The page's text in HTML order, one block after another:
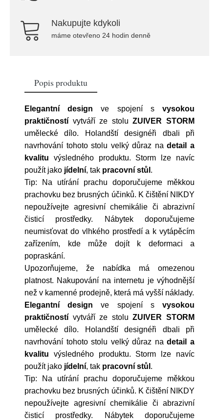
Nakupujte kdykoli
máme otevřeno 24 hodin denně
Popis produktu
Elegantní design ve spojení svysokou
praktičností vytváří ze stoluZUIVER STORM
umělecké dílo. Holandští designéři dbali při
navrhování tohoto stolu velký důraz na detail a
kvalitu výsledného produktu. Storm lze navíc
použít jako jídelní, tak pracovní stůl .
Tip: Na utírání prachu doporučujeme měkkou
prachovku bez brusných účinků. K čištění NIKDY
nepoužívejte agresivní chemikálie či abrazivní
čisticí prostředky. Nábytek doporučujeme
neumisťovat do vlhkého prostředí a k vytápěcím
zařízením, kde může dojít k deformaci a
popraskání.
Upozorňujeme, že nabídka má omezenou
platnost. Nakupování na internetu je výhodnější
než v kamenné prodejně, která má vyšší náklady.
Elegantní design ve spojení svysokou
praktičností vytváří ze stoluZUIVER STORM
umělecké dílo. Holandští designéři dbali při
navrhování tohoto stolu velký důraz na detail a
kvalitu výsledného produktu. Storm lze navíc
použít jako jídelní, tak pracovní stůl .
Tip: Na utírání prachu doporučujeme měkkou
prachovku bez brusných účinků. K čištění NIKDY
nepoužívejte agresivní chemikálie či abrazivní
čisticí prostředky. Nábytek doporučujeme